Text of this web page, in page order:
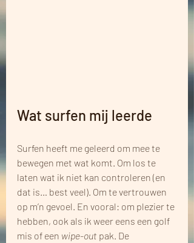
Wat surfen mij leerde
Surfen heeft me geleerd om mee te
bewegen met wat komt. Om los te
laten wat ik niet kan controleren (en
dat is… best veel). Om te vertrouwen
op m’n gevoel. En vooral: om plezier te
hebben, ook als ik weer eens een golf
mis of een wipe-out pak. De